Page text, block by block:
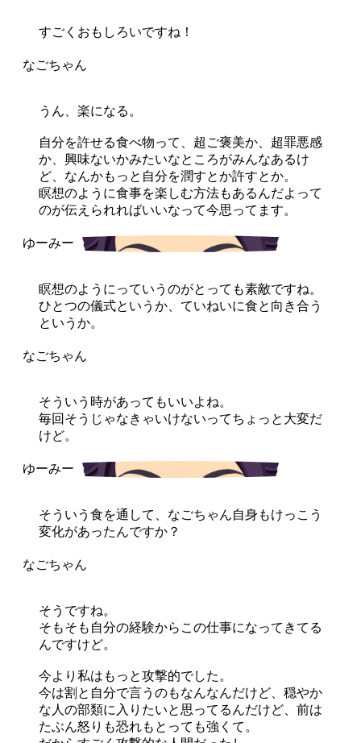
すごくおもしろいですね！
うん、楽になる。
自分を許せる食べ物って、超ご褒美か、超罪悪感
か、興味ないかみたいなところがみんなあるけ
ど、なんかもっと自分を潤すとか許すとか。
瞑想のように食事を楽しむ方法もあるんだよって
のが伝えられればいいなって今思ってます。
瞑想のようにっていうのがとっても素敵ですね。
ひとつの儀式というか、ていねいに食と向き合う
というか。
そういう時があってもいいよね。
毎回そうじゃなきゃいけないってちょっと大変だ
けど。
そういう食を通して、なごちゃん自身もけっこう
変化があったんですか？
そうですね。
そもそも自分の経験からこの仕事になってきてる
んですけど。
今より私はもっと攻撃的でした。
今は割と自分で言うのもなんなんだけど、穏やか
な人の部類に入りたいと思ってるんだけど、前は
たぶん怒りも恐れもとっても強くて。